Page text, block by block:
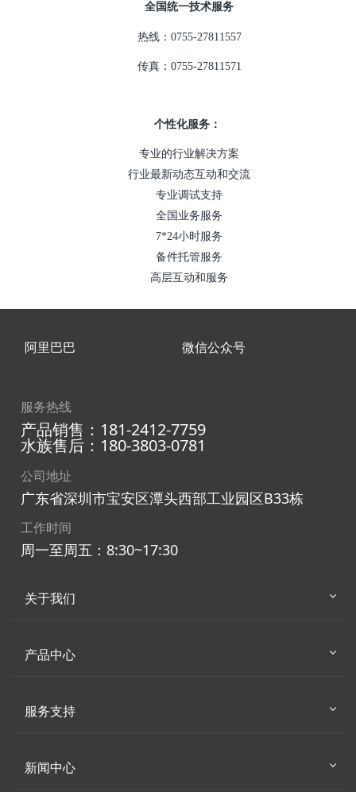
全国统一技术服务
热线：0755-27811557
传真：0755-27811571
个性化服务：
专业的行业解决方案
行业最新动态互动和交流
专业调试支持
全国业务服务
7*24小时服务
备件托管服务
高层互动和服务
阿里巴巴 微信公众号
服务热线
产品销售：181-2412-7759
水族售后：180-3803-0781
公司地址
广东省深圳市宝安区潭头西部工业园区B33栋
工作时间
周一至周五：8:30~17:30
关于我们
产品中心
服务支持
新闻中心